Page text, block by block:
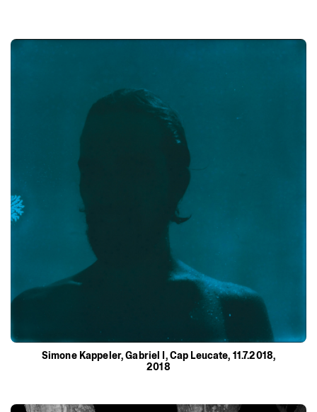
Simone Kappeler,Gabriel I,Cap Leucate, 11.7.2018,
2018